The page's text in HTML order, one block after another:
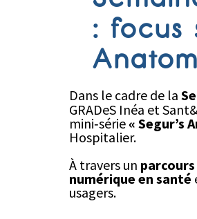
: focus
Dans le cadre de la
GRADeS Inéa et
mini‑série « Segur’s
Hospitalier.
À travers un
numérique en santé
usagers.